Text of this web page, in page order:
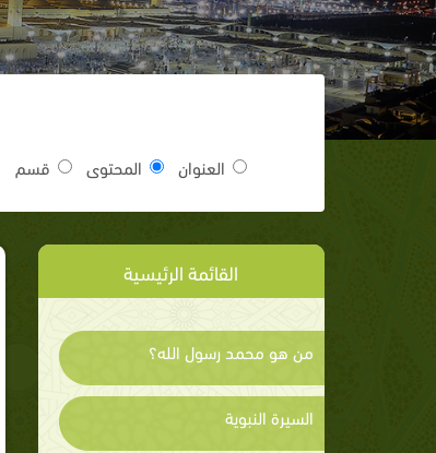
العنوان المحتوى قسم
القائمة الرئيسية
من هو محمد رسول الله؟
السيرة النبوية